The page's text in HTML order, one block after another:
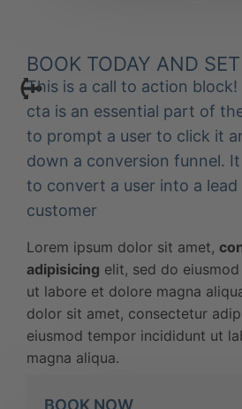
BOOK TODAY AND
This is a call to action block!
cta is an essential part of
to prompt a user to click it
down a conversion funnel.
to convert a user into a
customer
Lorem ipsum dolor sit amet,
adipisicing elit, sed do
ut labore et dolore magna
dolor sit amet, consectetur
eiusmod tempor incididunt ut
magna aliqua.
BOOK NOW